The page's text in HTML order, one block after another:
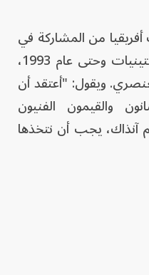
من المشاركة في
بينالي البندقية من أواخر الستينيات وحتى عام 1993،
ويقول: "أعتقد أن
والقيمون الفنيون
آنذاك، يجب أن نتخذها